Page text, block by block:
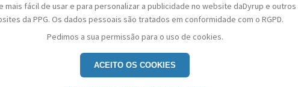
Excelente poder de cobertura e
Potente isolante de manchas
Excelente poder de cobertura e
Excelente aplicabilidade
Excelente resistência à lavagem
mais fácil de usar e para personalizar a publicidade no website daDyrup e outros
da PPG. Os dados pessoais são tratados em conformidade com o RGPD.
Pedimos a sua permissão para o uso de cookies.
ACEITO OS COOKIES